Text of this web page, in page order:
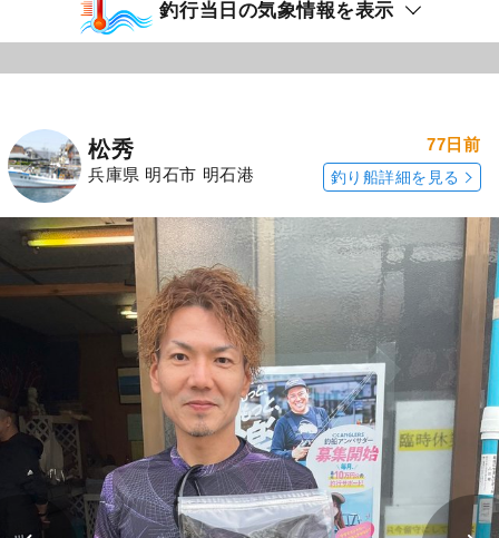
釣行当日の気象情報を表示
松秀
兵庫県 明石市 明石港
77日前
釣り船詳細を見る